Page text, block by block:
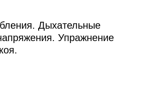
Дыхательные
Упражнение